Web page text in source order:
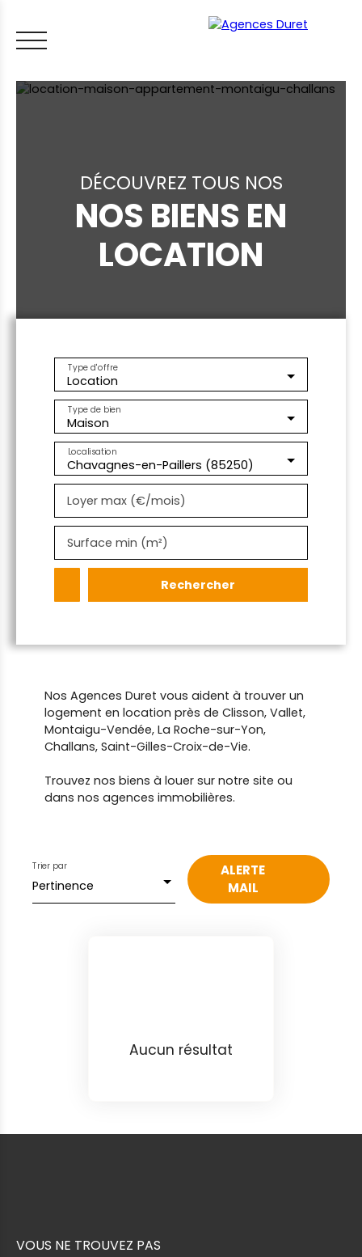
ACHETER VENDRE LOUER FAIRE GÉRER
DÉCOUVREZ TOUS NOS
NOS BIENS EN
LOCATION
Location
Type d'offre
Maison
Type de bien
Chavagnes-en-Paillers (85250)
Localisation
Loyer max (€/mois)
Surface min (m²)
Rechercher
Nos Agences Duret vous aident à trouver un
logement en location près de Clisson, Vallet,
Montaigu-Vendée, La Roche-sur-Yon,
Challans, Saint-Gilles-Croix-de-Vie.
Trouvez nos biens à louer sur notre site ou
dans nos agences immobilières.
Pertinence
Trier par
ALERTE
MAIL
Aucun résultat
VOUS NE TROUVEZ PAS